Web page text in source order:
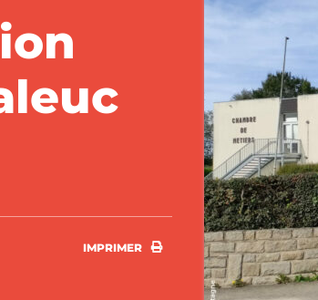
IMPRIMER IMPRIMER